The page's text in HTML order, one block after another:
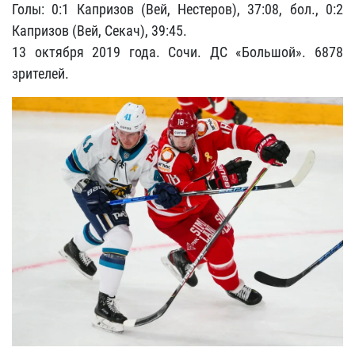
Голы: 0:1 Капризов (Вей, Нестеров), 37:08, бол., 0:2
Капризов (Вей, Секач), 39:45.
13 октября 2019 года. Сочи. ДС «Большой». 6878
зрителей.